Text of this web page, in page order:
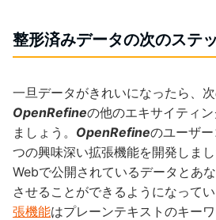
整形済みデータの次のステ
一旦データがきれいになったら、
OpenRefineの他のエキサイティ
ましょう。 OpenRefineのユーザ
つの興味深い拡張機能を開発しま
Webで公開されているデータとあ
させることができるようになってい
張機能はプレーンテキストのキー